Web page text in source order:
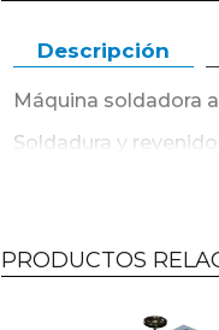
Descripción
Máquina soldadora
Soldadura y revenido
PRODUCTOS